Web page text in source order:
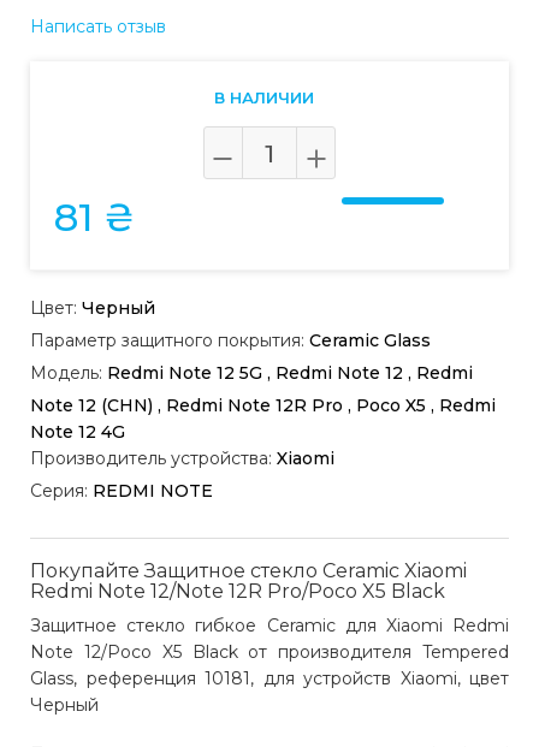
Написать отзыв
В НАЛИЧИИ
81 ₴
Цвет: Черный
Параметр защитного покрытия: Ceramic Glass
Модель: Redmi Note 12 5G , Redmi Note 12 , Redmi
Note 12 (CHN) , Redmi Note 12R Pro , Poco X5 , Redmi
Note 12 4G
Производитель устройства: Xiaomi
Серия: REDMI NOTE
Покупайте Защитное стекло Ceramic Xiaomi
Redmi Note 12/Note 12R Pro/Poco X5 Black
Защитное стекло гибкое Ceramic для Xiaomi Redmi
Note 12/Poco X5 Black от производителя Tempered
Glass, референция 10181, для устройств Xiaomi, цвет
Черный